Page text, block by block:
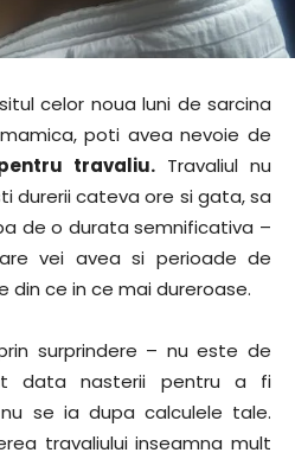
celor noua luni de sarcina
poti avea nevoie de
travaliu.Travaliul nu
durerii cateva ore si gata, sa
de o durata semnificativa –
vei avea si perioade de
din ce in ce mai dureroase.
surprindere – nu este de
data nasterii pentru a fi
se ia dupa calculele tale.
travaliului inseamna mult